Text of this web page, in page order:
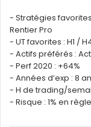
- Stratégies
Rentier Pro
- UT favorites : H1 /
- Actifs préférés :
- Perf 2020 : +64%
- Années d’exp : 8
- H de trading/
- Risque : 1% en